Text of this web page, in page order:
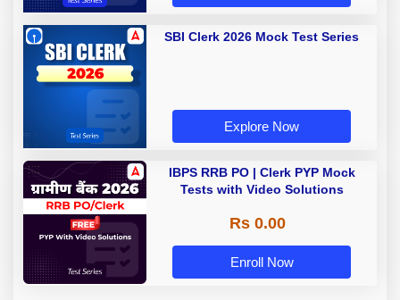
SBI Clerk 2026 Mock Test Series
Explore Now
IBPS RRB PO | Clerk PYP Mock
Tests with Video Solutions
Rs 0.00
Enroll Now